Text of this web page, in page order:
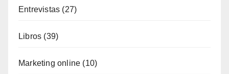
Entrevistas (27)
Libros (39)
Marketing online (10)